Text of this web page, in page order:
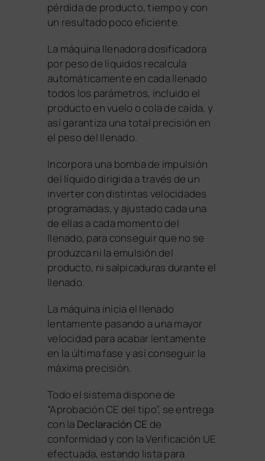
pérdida de producto, tiempo y con
un resultado poco eficiente.
La máquina llenadora dosificadora
por peso de líquidos recalcula
automáticamente en cada llenado
todos los parámetros, incluido el
producto en vuelo o cola de caída, y
así garantiza una total precisión en
el peso del llenado.
Incorpora una bomba de impulsión
del líquido dirigida a través de un
inverter con distintas velocidades
programadas, y ajustado cada una
de ellas a cada momento del
llenado, para conseguir que no se
produzca ni la emulsión del
producto, ni salpicaduras durante el
llenado.
La máquina inicia el llenado
lentamente pasando a una mayor
velocidad para acabar lentamente
en la última fase y así conseguir la
máxima precisión.
Todo el sistema dispone de
“Aprobación CE del tipo”, se entrega
con la Declaración CE de
conformidad y con la Verificación UE
efectuada, estando lista para